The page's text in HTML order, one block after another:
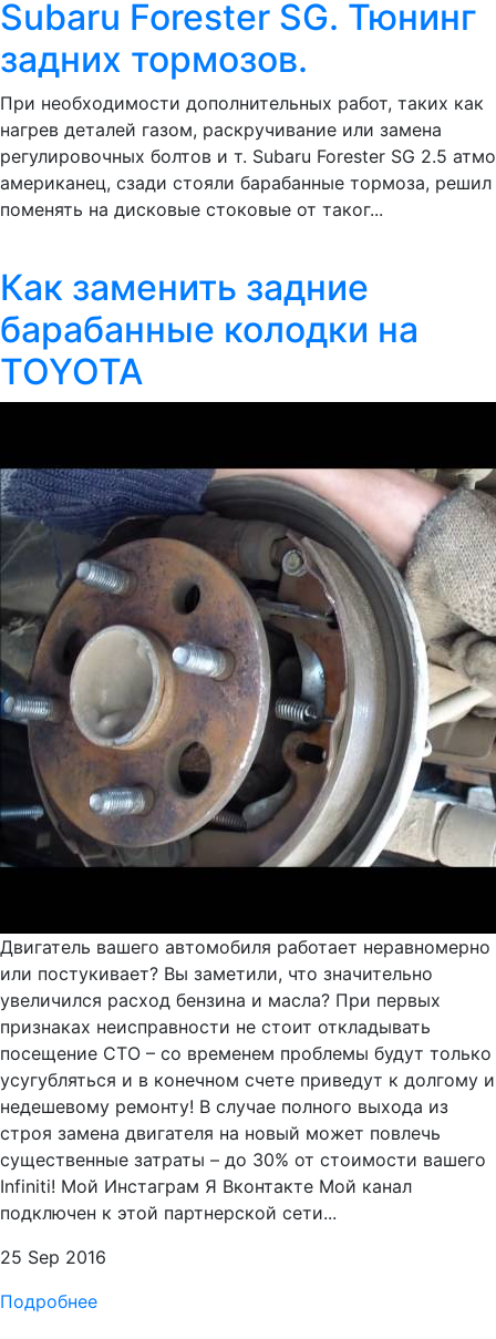
Subaru Forester SG. Тюнинг
задних тормозов.
При необходимости дополнительных работ, таких как
нагрев деталей газом, раскручивание или замена
регулировочных болтов и т. Subaru Forester SG 2.5 атмо
американец, сзади стояли барабанные тормоза, решил
поменять на дисковые стоковые от таког...
Как заменить задние
барабанные колодки на
TOYOTA
Двигатель вашего автомобиля работает неравномерно
или постукивает? Вы заметили, что значительно
увеличился расход бензина и масла? При первых
признаках неисправности не стоит откладывать
посещение СТО – со временем проблемы будут только
усугубляться и в конечном счете приведут к долгому и
недешевому ремонту! В случае полного выхода из
строя замена двигателя на новый может повлечь
существенные затраты – до 30% от стоимости вашего
Infiniti! Мой Инстаграм Я Вконтакте Мой канал
подключен к этой партнерской сети...
25 Sep 2016
Подробнее